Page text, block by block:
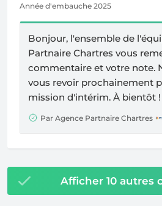
Année d'embauche 2025
Bonjour, l'ensemble de
Partnaire Chartres vous
commentaire et votre note.
vous revoir prochainement
mission d'intérim. À bientôt !
Par Agence Partnaire Chartres
Afficher 10 autres